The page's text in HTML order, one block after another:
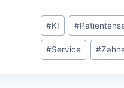
#KI #
#Service #